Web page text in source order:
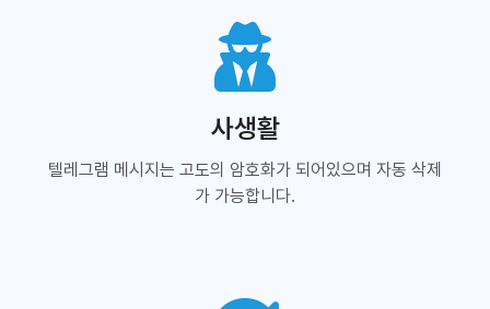
사생활
텔레그램 메시지는 고도의 암호화가 되어있으며 자동 삭제
가 가능합니다.